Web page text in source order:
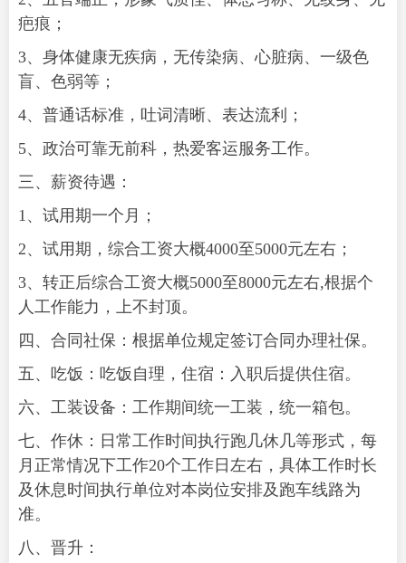
疤痕；
3、身体健康无疾病，无传染病、心脏病、一级色
盲、色弱等；
4、普通话标准，吐词清晰、表达流利；
5、政治可靠无前科，热爱客运服务工作。
三、薪资待遇：
1、试用期一个月；
2、试用期，综合工资大概4000至5000元左右；
3、转正后综合工资大概5000至8000元左右,根据个
人工作能力，上不封顶。
四、合同社保：根据单位规定签订合同办理社保。
五、吃饭：吃饭自理，住宿：入职后提供住宿。
六、工装设备：工作期间统一工装，统一箱包。
七、作休：日常工作时间执行跑几休几等形式，每
月正常情况下工作20个工作日左右，具体工作时长
及休息时间执行单位对本岗位安排及跑车线路为
准。
八、晋升：